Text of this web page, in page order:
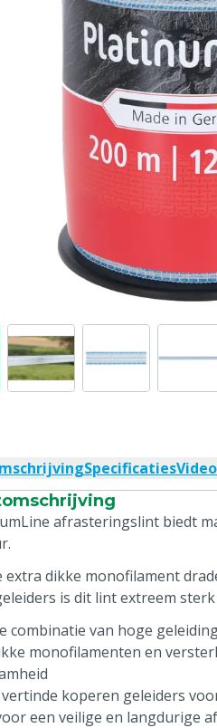
Specificaties
afrasteringslint biedt
extra dikke monofilament
is dit lint extreem
combinatie van hoge
monofilamenten en
koperen geleiders
een veilige en langdurige